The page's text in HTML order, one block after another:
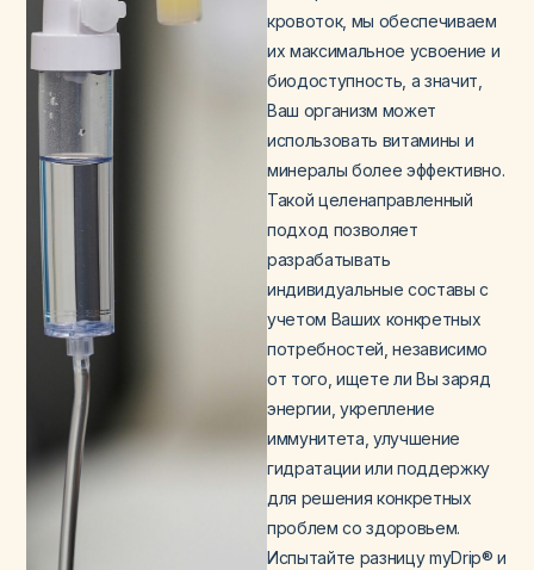
кровоток, мы обеспечиваем
их максимальное усвоение и
биодоступность, а значит,
Ваш организм может
использовать витамины и
минералы более эффективно.
Такой целенаправленный
подход позволяет
разрабатывать
индивидуальные составы с
учетом Ваших конкретных
потребностей, независимо
от того, ищете ли Вы заряд
энергии, укрепление
иммунитета, улучшение
гидратации или поддержку
для решения конкретных
проблем со здоровьем.
Испытайте разницу myDrip® и